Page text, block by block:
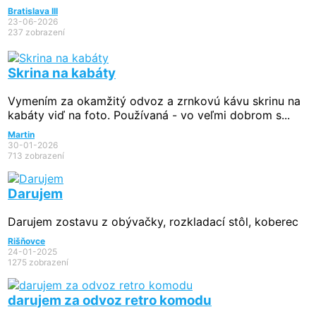
Bratislava III
23-06-2026
237 zobrazení
Skrina na kabáty
Vymením za okamžitý odvoz a zrnkovú kávu skrinu na
kabáty viď na foto. Používaná - vo veľmi dobrom s...
Martin
30-01-2026
713 zobrazení
Darujem
Darujem zostavu z obývačky, rozkladací stôl, koberec
Rišňovce
24-01-2025
1275 zobrazení
darujem za odvoz retro komodu